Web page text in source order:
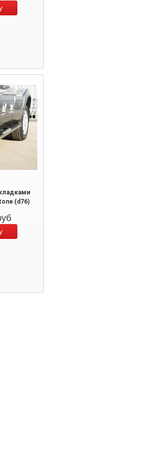
(d76)